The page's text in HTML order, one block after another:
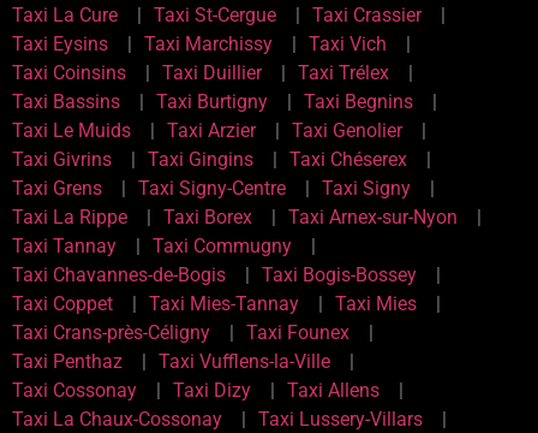
Taxi La Cure
Taxi St-Cergue
Taxi Crassier
Taxi Eysins
Taxi Marchissy
Taxi Vich
Taxi Coinsins
Taxi Duillier
Taxi Trélex
Taxi Bassins
Taxi Burtigny
Taxi Begnins
Taxi Le Muids
Taxi Arzier
Taxi Genolier
Taxi Givrins
Taxi Gingins
Taxi Chéserex
Taxi Grens
Taxi Signy-Centre
Taxi Signy
Taxi La Rippe
Taxi Borex
Taxi Arnex-sur-Nyon
Taxi Tannay
Taxi Commugny
Taxi Chavannes-de-Bogis
Taxi Bogis-Bossey
Taxi Coppet
Taxi Mies-Tannay
Taxi Mies
Taxi Crans-près-Céligny
Taxi Founex
Taxi Penthaz
Taxi Vufflens-la-Ville
Taxi Cossonay
Taxi Dizy
Taxi Allens
Taxi La Chaux-Cossonay
Taxi Lussery-Villars